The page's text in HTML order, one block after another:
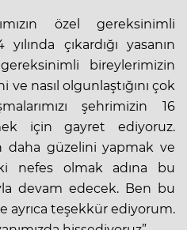
özel gereksinimli
çıkardığı yasanın
bireylerimizin
ve nasıl olgunlaştığını çok
şehrimizin 16
için gayret ediyoruz.
daha güzelini yapmak ve
nefes olmak adına bu
devam edecek. Ben bu
ayrıca teşekkür ediyorum.